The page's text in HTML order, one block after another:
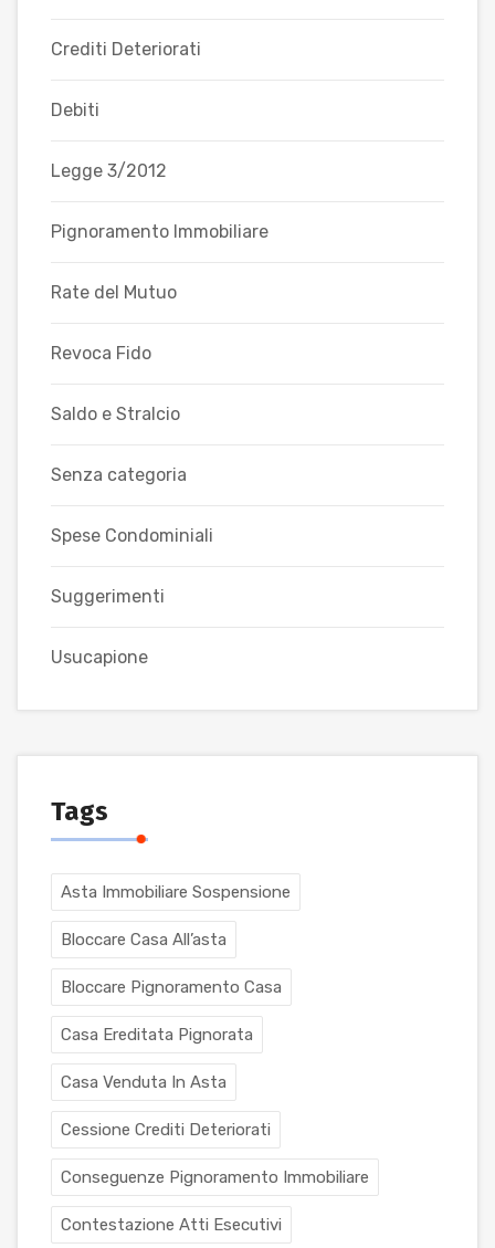
Crediti Deteriorati
Debiti
Legge 3/2012
Pignoramento Immobiliare
Rate del Mutuo
Revoca Fido
Saldo e Stralcio
Senza categoria
Spese Condominiali
Suggerimenti
Usucapione
Tags
Asta Immobiliare Sospensione
Bloccare Casa All’asta
Bloccare Pignoramento Casa
Casa Ereditata Pignorata
Casa Venduta In Asta
Cessione Crediti Deteriorati
Conseguenze Pignoramento Immobiliare
Contestazione Atti Esecutivi